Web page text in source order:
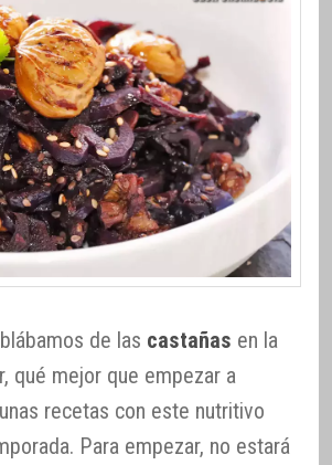
de las castañas en la
qué mejor que empezar a
recetas con este nutritivo
Para empezar, no estará